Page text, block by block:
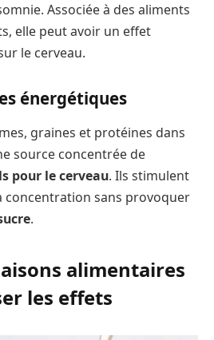
Associée à des aliments
elle peut avoir un effet
le cerveau.
énergétiques
graines et protéines dans
source concentrée de
pour le cerveau. Ils stimulent
concentration sans provoquer
.
alimentaires
les effets